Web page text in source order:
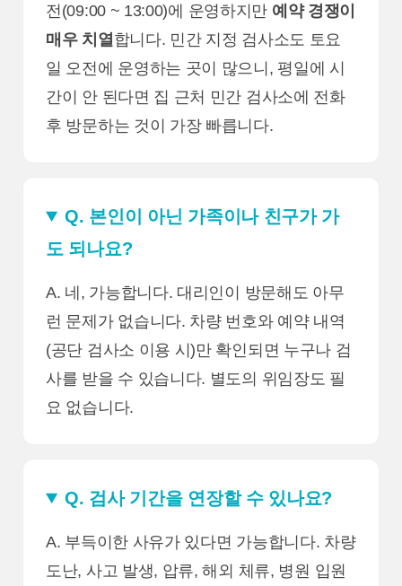
전(09:00 ~ 13:00)에 운영하지만 예약 경쟁이
매우 치열합니다. 민간 지정 검사소도 토요
일 오전에 운영하는 곳이 많으니, 평일에 시
간이 안 된다면 집 근처 민간 검사소에 전화
후 방문하는 것이 가장 빠릅니다.
Q. 본인이 아닌 가족이나 친구가 가
도 되나요?
A. 네, 가능합니다. 대리인이 방문해도 아무
런 문제가 없습니다. 차량 번호와 예약 내역
(공단 검사소 이용 시)만 확인되면 누구나 검
사를 받을 수 있습니다. 별도의 위임장도 필
요 없습니다.
Q. 검사 기간을 연장할 수 있나요?
A. 부득이한 사유가 있다면 가능합니다. 차량
도난, 사고 발생, 압류, 해외 체류, 병원 입원